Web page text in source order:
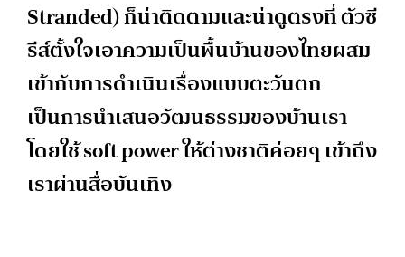
Stranded) ก็น่าติดตามและน่าดูตรงที่ ตัวซี
รีส์ตั้งใจเอาความเป็นพื้นบ้านของไทยผสม
เข้ากับการดำเนินเรื่องแบบตะวันตก
เป็นการนำเสนอวัฒนธรรมของบ้านเรา
โดยใช้ soft power ให้ต่างชาติค่อยๆ เข้าถึง
เราผ่านสื่อบันเทิง